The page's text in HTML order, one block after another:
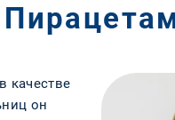
качестве
он